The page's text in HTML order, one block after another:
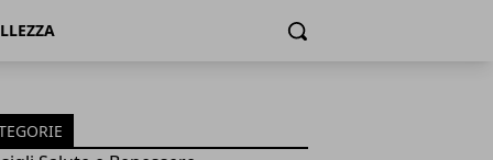
Cerca